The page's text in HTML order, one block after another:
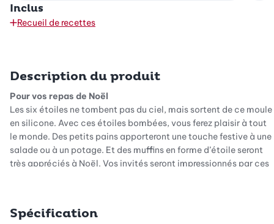
Inclus
Recueil de recettes
Description du produit
Pour vos repas de Noël
Les six étoiles ne tombent pas du ciel, mais sortent de ce moule
en silicone. Avec ces étoiles bombées, vous ferez plaisir à tout
le monde. Des petits pains apporteront une touche festive à une
salade ou à un potage. Et des muffins en forme d’étoile seront
très appréciés à Noël. Vos invités seront impressionnés par ces
les à votre guise. Glaçage, sucre glace ou vermicelles de sucre:
Spécification